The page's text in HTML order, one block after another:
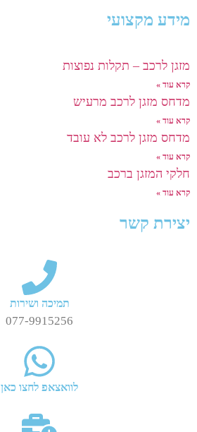
מידע מקצועי
מזגן לרכב – תקלות נפוצות
קרא עוד »
מדחס מזגן לרכב מרעיש
קרא עוד »
מדחס מזגן לרכב לא עובד
קרא עוד »
חלקי המזגן ברכב
קרא עוד »
יצירת קשר
תמיכה ושירות
077-9915256
לוואצאפ לחצו כאן